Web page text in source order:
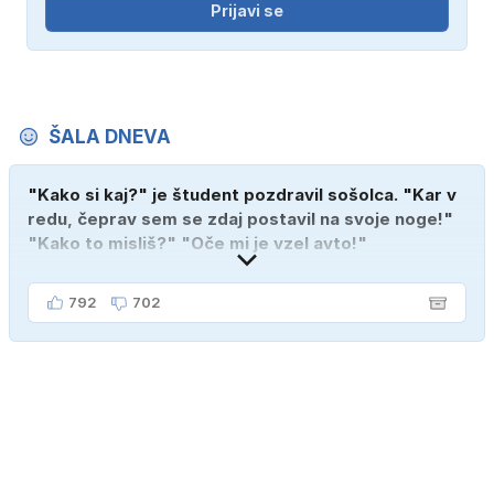
Prijavi se
ŠALA DNEVA
"Kako si kaj?" je študent pozdravil sošolca. "Kar v
redu, čeprav sem se zdaj postavil na svoje noge!"
"Kako to misliš?" "Oče mi je vzel avto!"
792 702